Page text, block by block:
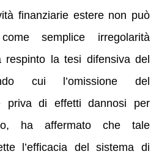
finanziarie estere non può
semplice irregolarità
respinto la tesi difensiva del
cui l’omissione del
priva di effetti dannosi per
ha affermato che tale
l’efficacia del sistema di